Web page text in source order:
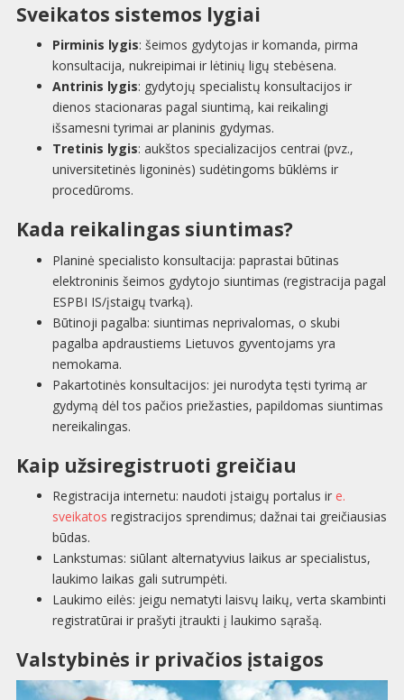
Sveikatos sistemos lygiai
Pirminis lygis: šeimos gydytojas ir komanda, pirma
konsultacija, nukreipimai ir lėtinių ligų stebėsena.
Antrinis lygis: gydytojų specialistų konsultacijos ir
dienos stacionaras pagal siuntimą, kai reikalingi
išsamesni tyrimai ar planinis gydymas.
Tretinis lygis: aukštos specializacijos centrai (pvz.,
universitetinės ligoninės) sudėtingoms būklėms ir
procedūroms.
Kada reikalingas siuntimas?
Planinė specialisto konsultacija: paprastai būtinas
elektroninis šeimos gydytojo siuntimas (registracija pagal
ESPBI IS/įstaigų tvarką).
Būtinoji pagalba: siuntimas neprivalomas, o skubi
pagalba apdraustiems Lietuvos gyventojams yra
nemokama.
Pakartotinės konsultacijos: jei nurodyta tęsti tyrimą ar
gydymą dėl tos pačios priežasties, papildomas siuntimas
nereikalingas.
Kaip užsiregistruoti greičiau
Registracija internetu: naudoti įstaigų portalus ir e.
sveikatos registracijos sprendimus; dažnai tai greičiausias
būdas.
Lankstumas: siūlant alternatyvius laikus ar specialistus,
laukimo laikas gali sutrumpėti.
Laukimo eilės: jeigu nematyti laisvų laikų, verta skambinti
registratūrai ir prašyti įtraukti į laukimo sąrašą.
Valstybinės ir privačios įstaigos